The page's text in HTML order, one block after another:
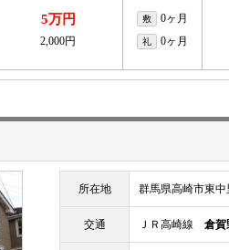
5万円
2,000円
敷 0ヶ月
礼 0ヶ月
所在地 群馬県高崎市東中
交通 ＪＲ高崎線 倉賀